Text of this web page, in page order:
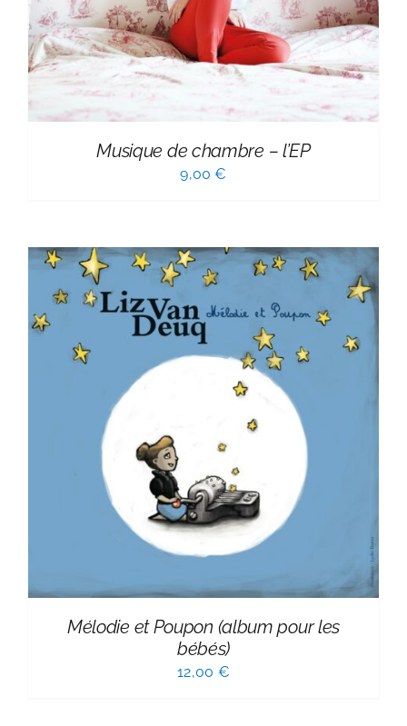
Musique de chambre – l’EP
9,00€
Mélodie et Poupon (album pour les
bébés)
12,00 €